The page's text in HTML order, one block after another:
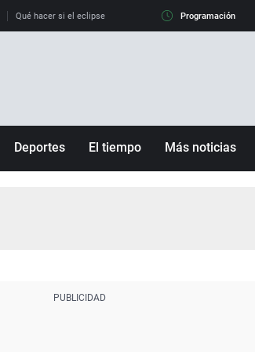
Qué hacer si el eclipse me pilla conduciendo Qué tiempo
Programación
Deportes El tiempo Más noticias